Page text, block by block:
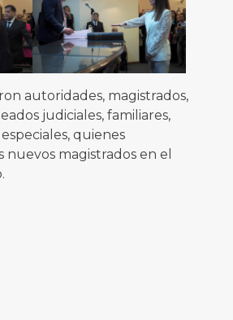
autoridades, magistrados,
judiciales, familiares,
quienes
nuevos magistrados en el